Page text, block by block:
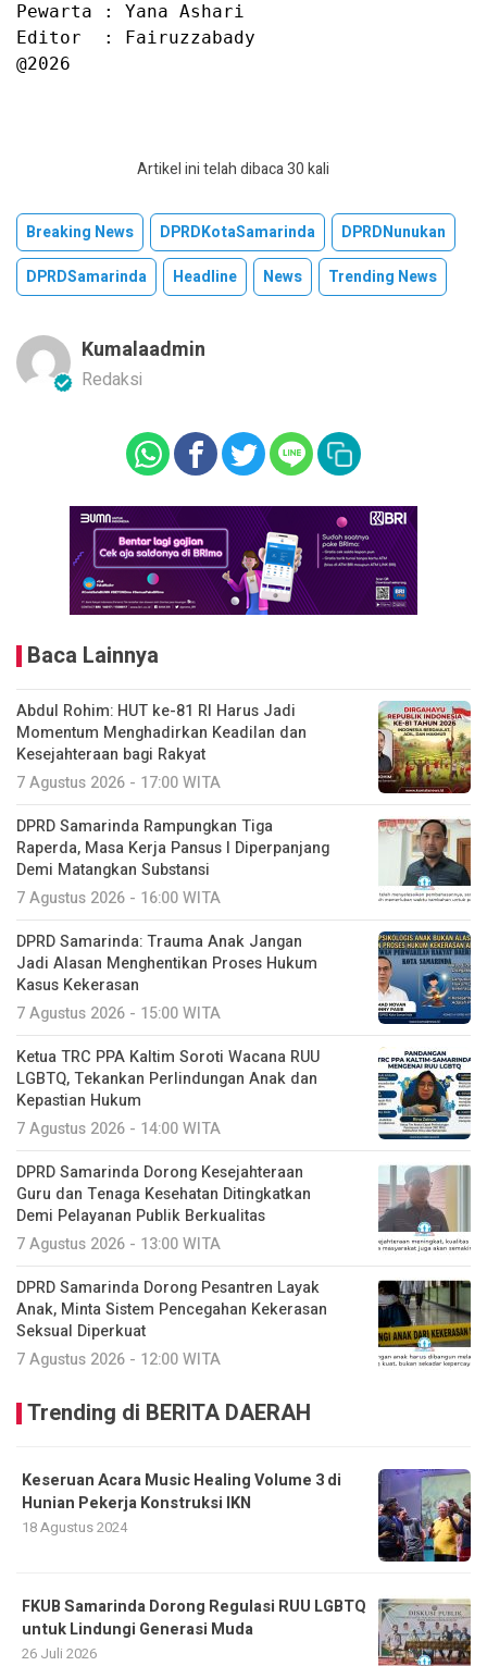
Pewarta : Yana Ashari
Editor  : Fairuzzabady
@2026
Artikel ini telah dibaca 30 kali
Breaking News DPRDKotaSamarinda
DPRDNunukan
DPRDSamarinda
Headline News Trending News
Kumalaadmin
Redaksi
Baca Lainnya
Abdul Rohim: HUT ke-81 RI Harus Jadi
Momentum Menghadirkan Keadilan dan
Kesejahteraan bagi Rakyat
7 Agustus 2026 - 17:00 WITA
DPRD Samarinda Rampungkan Tiga
Raperda, Masa Kerja Pansus I Diperpanjang
Demi Matangkan Substansi
7 Agustus 2026 - 16:00 WITA
DPRD Samarinda: Trauma Anak Jangan
Jadi Alasan Menghentikan Proses Hukum
Kasus Kekerasan
7 Agustus 2026 - 15:00 WITA
Ketua TRC PPA Kaltim Soroti Wacana RUU
LGBTQ, Tekankan Perlindungan Anak dan
Kepastian Hukum
7 Agustus 2026 - 14:00 WITA
DPRD Samarinda Dorong Kesejahteraan
Guru dan Tenaga Kesehatan Ditingkatkan
Demi Pelayanan Publik Berkualitas
7 Agustus 2026 - 13:00 WITA
DPRD Samarinda Dorong Pesantren Layak
Anak, Minta Sistem Pencegahan Kekerasan
Seksual Diperkuat
7 Agustus 2026 - 12:00 WITA
Trending di BERITA DAERAH
Keseruan Acara Music Healing Volume 3 di
Hunian Pekerja Konstruksi IKN
18 Agustus 2024
FKUB Samarinda Dorong Regulasi RUU LGBTQ
untuk Lindungi Generasi Muda
26 Juli 2026